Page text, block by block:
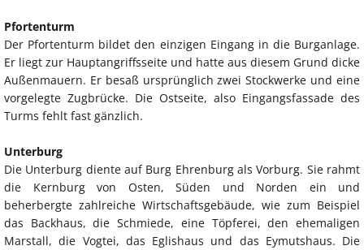
Pfortenturm
Der Pfortenturm bildet den einzigen Eingang in die Burganlage.
Er liegt zur Hauptangriffsseite und hatte aus diesem Grund dicke
Außenmauern. Er besaß ursprünglich zwei Stockwerke und eine
vorgelegte Zugbrücke. Die Ostseite, also Eingangsfassade des
Turms fehlt fast gänzlich.
Unterburg
Die Unterburg diente auf Burg Ehrenburg als Vorburg. Sie rahmt
die Kernburg von Osten, Süden und Norden ein und
beherbergte zahlreiche Wirtschaftsgebäude, wie zum Beispiel
das Backhaus, die Schmiede, eine Töpferei, den ehemaligen
Marstall, die Vogtei, das Eglishaus und das Eymutshaus. Die